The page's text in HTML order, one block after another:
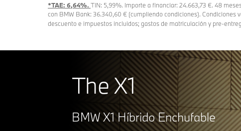
*TAE: 6,64%. TIN: 5,99%. Importe a financiar: 24.663,73 €. 48
con BMW Bank: 36.340,60 € (cumpliendo condiciones). Condiciones
descuento e impuestos incluidos; gastos de matriculación y pre-
The X1
BMW X1 Híbrido Enchufable